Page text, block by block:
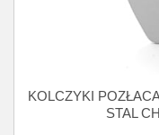
KOLCZYKI
STAL